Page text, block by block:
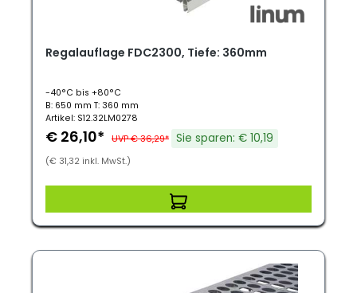
Regalauflage FDC2300, Tiefe: 360mm
-40°C bis +80°C
B: 650 mm T: 360 mm
Artikel: S12.32LM0278
€ 26,10* UVP € 36,29* Sie sparen: € 10,19
(€ 31,32 inkl. MwSt.)